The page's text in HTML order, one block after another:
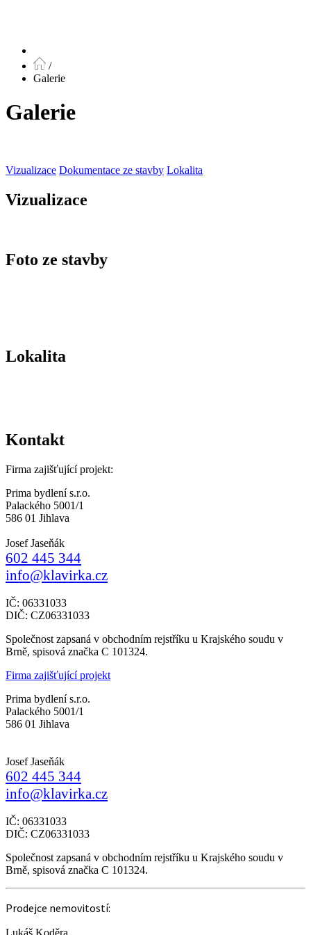
/
Galerie
Galerie
Vizualizace Dokumentace ze stavby Lokalita
Vizualizace
Foto ze stavby
Lokalita
Kontakt
Firma zajišťující projekt:
Prima bydlení s.r.o.
Palackého 5001/1
586 01 Jihlava
Josef Jaseňák
602 445 344
info@klavirka.cz
IČ: 06331033
DIČ: CZ06331033
Společnost zapsaná v obchodním rejstříku u Krajského soudu v
Brně, spisová značka C 101324.
Firma zajišťující projekt
Prima bydlení s.r.o.
Palackého 5001/1
586 01 Jihlava
Josef Jaseňák
602 445 344
info@klavirka.cz
IČ: 06331033
DIČ: CZ06331033
Společnost zapsaná v obchodním rejstříku u Krajského soudu v
Brně, spisová značka C 101324.
Prodejce nemovitostí: